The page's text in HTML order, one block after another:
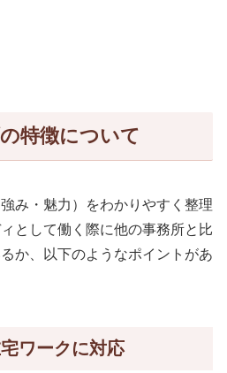
特徴について
み・魅力）をわかりやすく整理
として働く際に他の事務所と比
か、以下のようなポイントがあ
ワークに対応